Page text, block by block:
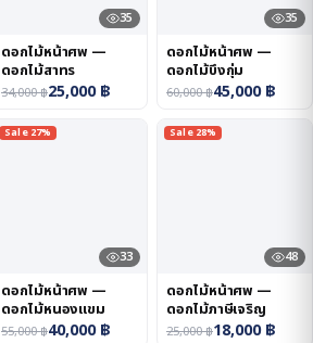
35
ดอกไม้หน้าศพ —
ดอกไม้สาทร
34,000฿25,000฿
35
ดอกไม้หน้าศพ —
ดอกไม้บึงกุ่ม
60,000฿45,000฿
Sale 27%
33
ดอกไม้หน้าศพ —
ดอกไม้หนองแขม
55,000฿40,000฿
Sale 28%
48
ดอกไม้หน้าศพ —
ดอกไม้ภาษีเจริญ
25,000฿18,000฿